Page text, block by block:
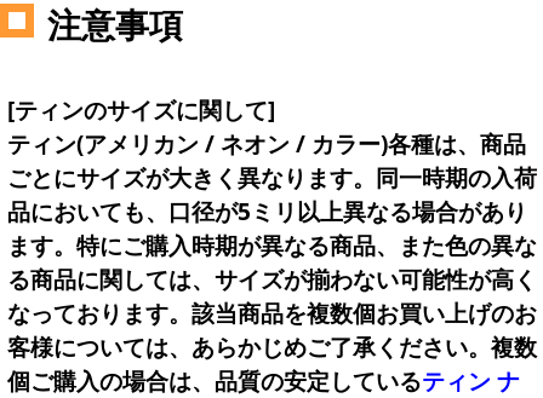
注意事項
[ティンのサイズに関して]
ティン(アメリカン / ネオン / カラー)各種は、商品
ごとにサイズが大きく異なります。同一時期の入荷
品においても、口径が5ミリ以上異なる場合があり
ます。特にご購入時期が異なる商品、また色の異な
る商品に関しては、サイズが揃わない可能性が高く
なっております。該当商品を複数個お買い上げのお
客様については、あらかじめご了承ください。複数
個ご購入の場合は、品質の安定しているティン ナ